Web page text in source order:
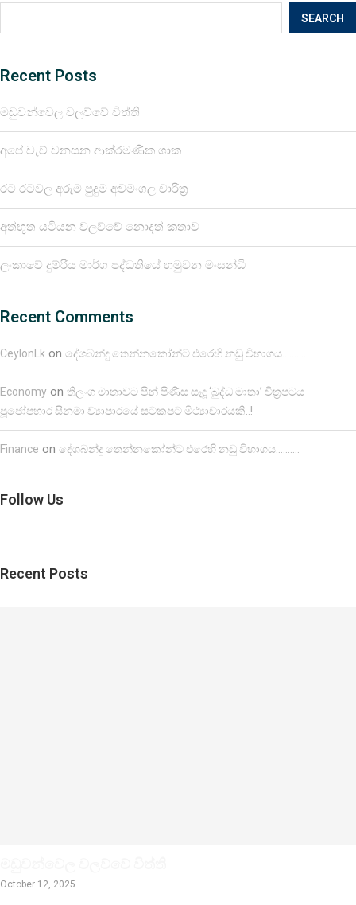
SEARCH
Recent Posts
මඩුවන්වෙල වලව්වේ විත්ති
අපේ වැව් වනසන ආක්රමණික ශාක
රට රටවල අරුම පුදුම අවමංගල චාරිත්‍ර
අත්භූත යටියන වලව්වේ නොදත් කතාව
ලංකාවේ දුම්රිය මාර්ග පද්ධතියේ හමුවන මංසන්ධි
Recent Comments
CeylonLk on දේශබන්දු තෙන්නකෝන්ට එරෙහි නඩු විභාගය……….
Economy on තිලංග මාතාවට පින් පිණිස සෑදූ ‘බුද්ධ මාතා’ චිත්‍රපටය
පූජෝපහාර සිනමා ව්‍යාපාරයේ සටකපට මිථ්‍යාචාරයකි..!
Finance on දේශබන්දු තෙන්නකෝන්ට එරෙහි නඩු විභාගය……….
Follow Us
Recent Posts
October 12, 2025